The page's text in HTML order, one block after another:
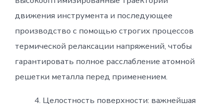
движения инструмента и последующее
производство с помощью строгих процессов
термической релаксации напряжений, чтобы
гарантировать полное расслабление атомной
решетки металла перед применением.
Целостность поверхности: важнейшая